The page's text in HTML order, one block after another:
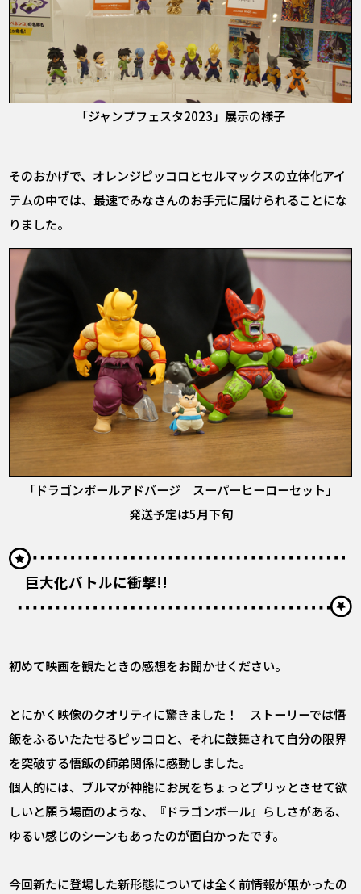
「ジャンプフェスタ2023」展示の様子
そのおかげで、オレンジピッコロとセルマックスの立体化アイ
テムの中では、最速でみなさんのお手元に届けられることにな
りました。
「ドラゴンボールアドバージ スーパーヒーローセット」
発送予定は5月下旬
巨大化バトルに衝撃!!
――初めて映画を観たときの感想をお聞かせください。
とにかく映像のクオリティに驚きました！ ストーリーでは悟
飯をふるいたたせるピッコロと、それに鼓舞されて自分の限界
を突破する悟飯の師弟関係に感動しました。
個人的には、ブルマが神龍にお尻をちょっとプリッとさせて欲
しいと願う場面のような、『ドラゴンボール』らしさがある、
ゆるい感じのシーンもあったのが面白かったです。
今回新たに登場した新形態については全く前情報が無かったの